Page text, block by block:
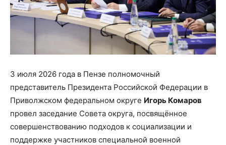
3 июля 2026 года в Пензе полномочный
представитель Президента Российской Федерации в
Приволжском федеральном округе Игорь Комаров
провел заседание Совета округа, посвящённое
совершенствованию подходов к социализации и
поддержке участников специальной военной